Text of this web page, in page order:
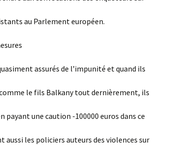
au Parlement européen.
assurés de l’impunité et quand ils
le fils Balkany tout dernièrement, ils
payant une caution -100000 euros dans ce
aussi les policiers auteurs des violences sur